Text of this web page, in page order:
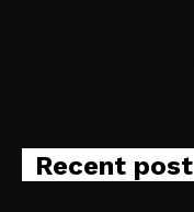
Recent post